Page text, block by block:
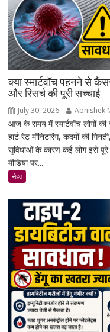
क्या स्मार्टवॉच पहनने से
और रिसर्च की पूरी सच्चाई
July 30, 2026 Abhishek
आज के समय में स्मार्टवॉच लोगों की
हार्ट रेट मॉनिटरिंग, कदमों की
सुविधाओं के कारण कई लोग इसे
मीडिया पर...
सेहत